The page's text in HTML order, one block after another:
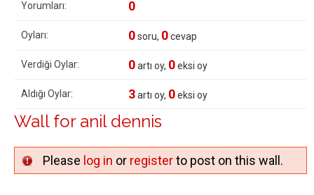
Yorumları: 0
Oyları: 0soru, 0cevap
Verdiği Oylar: 0artı oy, 0eksi oy
Aldığı Oylar: 3artı oy, 0eksi oy
Wall for anil dennis
Please log in or registerto post on this wall.